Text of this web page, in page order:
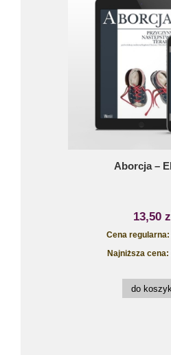
Aborcja –
13,50
Cena regularna:
Najniższa cena:
do